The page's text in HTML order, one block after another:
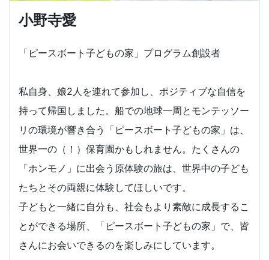
小野寺愛
「ピースボート子どもの家」プログラム創設者
私自身、娘2人を連れて参加し、ポジティブな自信を
持って帰国しました。船での地球一周とモンテッソー
リの環境が響き合う「ピースボート子どもの家」は、
世界一の（！）保育園かもしれません。たくさんの
「ホンモノ」に出会う原体験の旅は、世界中の子ども
たちとその両親に体験してほしいです。
子どもと一緒に自分も、社会もより素敵に成長するこ
とができる場所、「ピースボート子どもの家」で、皆
さんにお会いできるのを楽しみにしています。